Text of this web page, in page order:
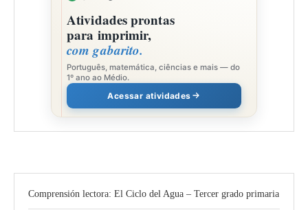
Atividades prontas
para imprimir,
com gabarito.
Português, matemática, ciências e mais — do
1º ano ao Médio.
Acessar atividades
Comprensión lectora: El Ciclo del Agua – Tercer grado primaria